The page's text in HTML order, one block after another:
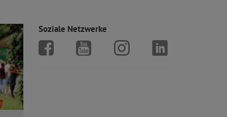
Soziale Netzwerke
SoVD auf FacebookSoVD auf YoutubeSoVD auf Instagram
SoVD auf